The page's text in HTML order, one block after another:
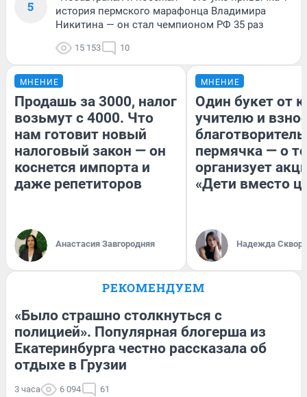
5
история пермского марафонца Владимира
Никитина — он стал чемпионом РФ 35 раз
15 153 10
МНЕНИЕ
Продашь за 3000, налог
возьмут с 4000. Что
нам готовит новый
налоговый закон — он
коснется импорта и
даже репетиторов
Анастасия Завгородняя
МНЕНИЕ
Один букет от
учителю и
пермячка — о
организует
«Дети вместо
Надежда
РЕКОМЕНДУЕМ
«Было страшно столкнуться с
полицией». Популярная блогерша из
Екатеринбурга честно рассказала об
отдыхе в Грузии
3 часа 6 094 61